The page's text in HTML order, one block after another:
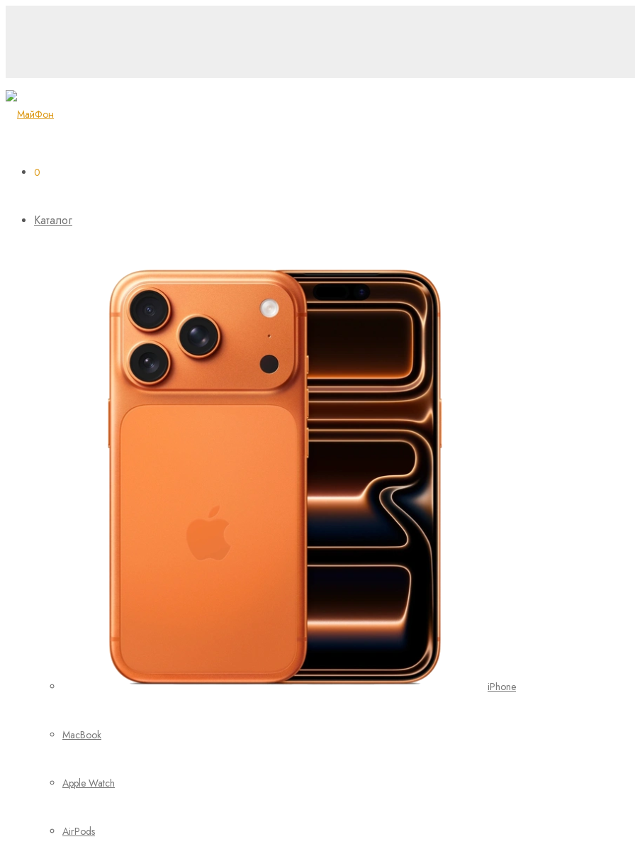
0
Каталог
iPhone
MacBook
Apple Watch
AirPods